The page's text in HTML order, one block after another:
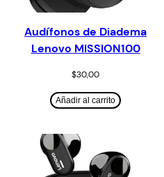
Audífonos de Diadema
Lenovo MISSION100
$30,00
Añadir al carrito